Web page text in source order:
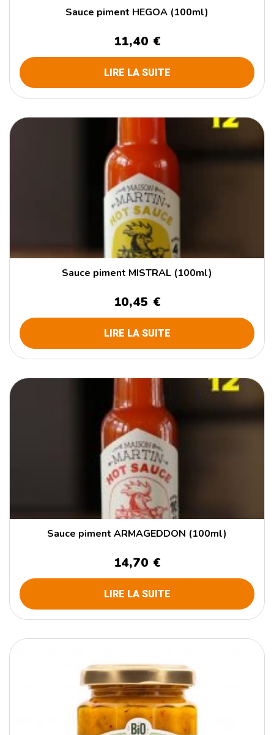
Sauce piment HEGOA (100ml)
11,40 €
LIRE LA SUITE
Sauce piment MISTRAL (100ml)
10,45 €
LIRE LA SUITE
Sauce piment ARMAGEDDON (100ml)
14,70 €
LIRE LA SUITE